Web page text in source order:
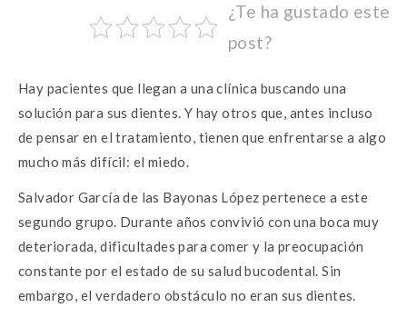
e
b
o
o
k
it
te
r
at
s
A
p
p
se
g
er
¿Te ha gustado este
post?
Hay pacientes que llegan a una clínica buscando una
solución para sus dientes. Y hay otros que, antes incluso
de pensar en el tratamiento, tienen que enfrentarse a algo
mucho más difícil: el miedo.
Salvador García de las Bayonas López pertenece a este
segundo grupo. Durante años convivió con una boca muy
deteriorada, dificultades para comer y la preocupación
constante por el estado de su salud bucodental. Sin
embargo, el verdadero obstáculo no eran sus dientes.